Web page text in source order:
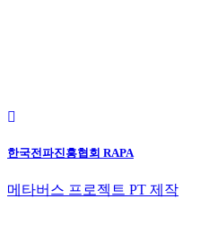
한국전파진흥협회 RAPA
메타버스 프로젝트 PT 제작